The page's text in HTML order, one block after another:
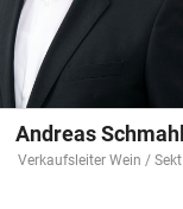
Andreas Schmahl
Verkaufsleiter Wein / Sekt